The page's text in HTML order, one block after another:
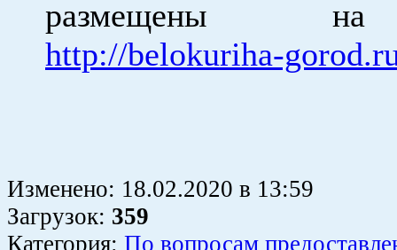
размещены
http://belokuriha-
Изменено: 18.02.2020 в 13:59
Загрузок: 359
Категория: По вопросам